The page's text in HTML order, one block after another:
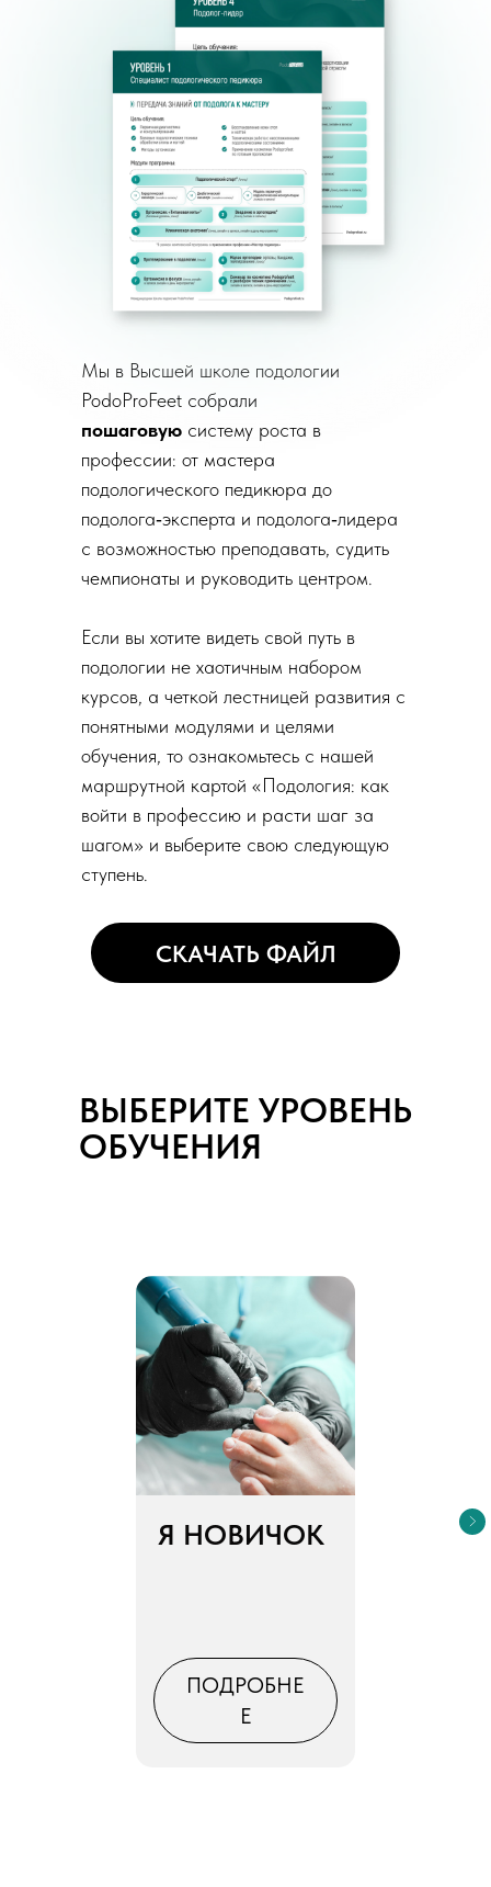
Мы в Высшей школе подологии
PodoProFeet собрали
пошаговую систему роста в
профессии: от мастера
подологического педикюра до
подолога‑эксперта и подолога‑лидера
с возможностью преподавать, судить
чемпионаты и руководить центром.​
Если вы хотите видеть свой путь в
подологии не хаотичным набором
курсов, а четкой лестницей развития с
понятными модулями и целями
обучения, то ознакомьтесь с нашей
маршрутной картой «Подология: как
войти в профессию и расти шаг за
шагом» и выберите свою следующую
ступень.
СКАЧАТЬ ФАЙЛ
ВЫБЕРИТЕ УРОВЕНЬ
ОБУЧЕНИЯ
Я НОВИЧОК
ПОДРОБНЕ
Е